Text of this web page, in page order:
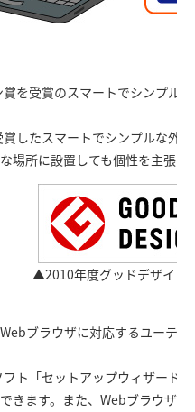
を受賞のスマートでシンプル
したスマートでシンプルな外
場所に設置しても個性を主張
▲2010年度グッドデザイン
ブラウザに対応するユーティ
ト「セットアップウィザード
きます。また、Webブラウザ